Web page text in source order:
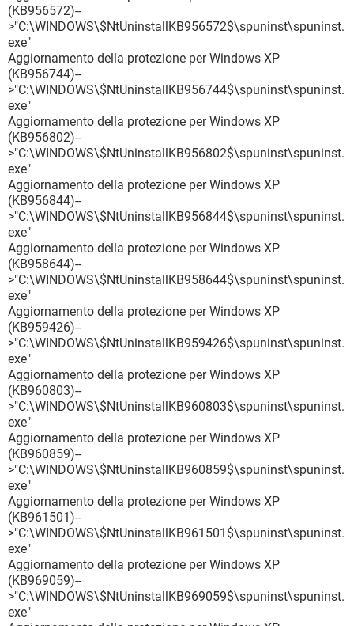
(KB956572)--
>"C:\WINDOWS\$NtUninstallKB956572$\spuninst\spuninst.
exe"
Aggiornamento della protezione per Windows XP
(KB956744)--
>"C:\WINDOWS\$NtUninstallKB956744$\spuninst\spuninst.
exe"
Aggiornamento della protezione per Windows XP
(KB956802)--
>"C:\WINDOWS\$NtUninstallKB956802$\spuninst\spuninst.
exe"
Aggiornamento della protezione per Windows XP
(KB956844)--
>"C:\WINDOWS\$NtUninstallKB956844$\spuninst\spuninst.
exe"
Aggiornamento della protezione per Windows XP
(KB958644)--
>"C:\WINDOWS\$NtUninstallKB958644$\spuninst\spuninst.
exe"
Aggiornamento della protezione per Windows XP
(KB959426)--
>"C:\WINDOWS\$NtUninstallKB959426$\spuninst\spuninst.
exe"
Aggiornamento della protezione per Windows XP
(KB960803)--
>"C:\WINDOWS\$NtUninstallKB960803$\spuninst\spuninst.
exe"
Aggiornamento della protezione per Windows XP
(KB960859)--
>"C:\WINDOWS\$NtUninstallKB960859$\spuninst\spuninst.
exe"
Aggiornamento della protezione per Windows XP
(KB961501)--
>"C:\WINDOWS\$NtUninstallKB961501$\spuninst\spuninst.
exe"
Aggiornamento della protezione per Windows XP
(KB969059)--
>"C:\WINDOWS\$NtUninstallKB969059$\spuninst\spuninst.
exe"